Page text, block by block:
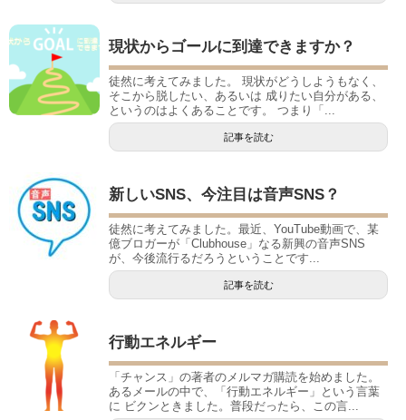
現状からゴールに到達できますか？
徒然に考えてみました。 現状がどうしようもなく、
そこから脱したい、あるいは 成りたい自分がある、
というのはよくあることです。 つまり「...
記事を読む
新しいSNS、今注目は音声SNS？
徒然に考えてみました。最近、YouTube動画で、某
億ブロガーが「Clubhouse」なる新興の音声SNS
が、今後流行るだろうということです...
記事を読む
行動エネルギー
「チャンス」の著者のメルマガ購読を始めました。
あるメールの中で、「行動エネルギー」という言葉
に ビクンときました。普段だったら、この言...